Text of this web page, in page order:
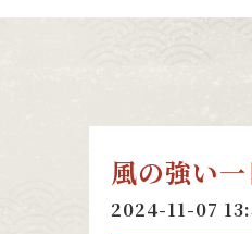
風の強い一
2024-11-07